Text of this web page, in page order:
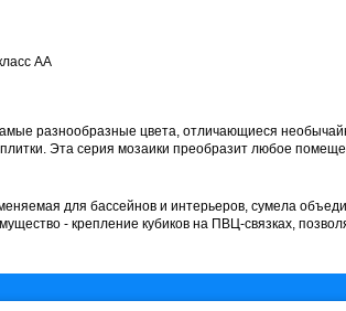
АА
разнообразные цвета, отличающиеся
Эта серия мозаики преобразит любое
для бассейнов и интерьеров, сумела
- крепление кубиков на ПВЦ-связках,